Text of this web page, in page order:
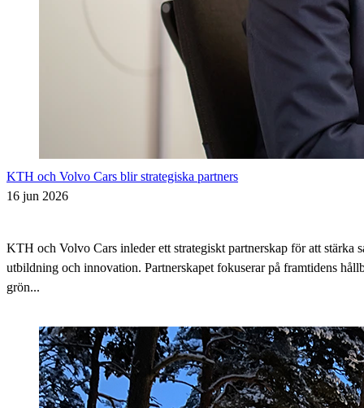
KTH och Volvo Cars blir strategiska partners
16 jun 2026
KTH och Volvo Cars inleder ett strategiskt partnerskap för att stärka
utbildning och innovation. Partnerskapet fokuserar på framtidens
grön...